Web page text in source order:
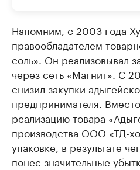
Напомним, с 2003 года
правообладателем
соль». Он реализовывал
через сеть «Магнит». С
снизил закупки
предпринимателя.
реализацию товара
производства ООО «ТД-
упаковке, в результате
понес значительные